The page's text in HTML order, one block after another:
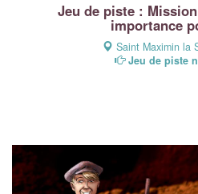
Jeu de piste :
importance
Saint Maximin la
Jeu de piste